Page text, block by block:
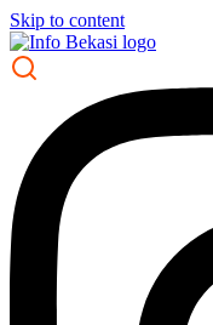
Skip to content